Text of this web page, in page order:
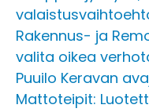
Rakennus- ja
valita oikea
Puuilo Keravan
Mattoteipit: